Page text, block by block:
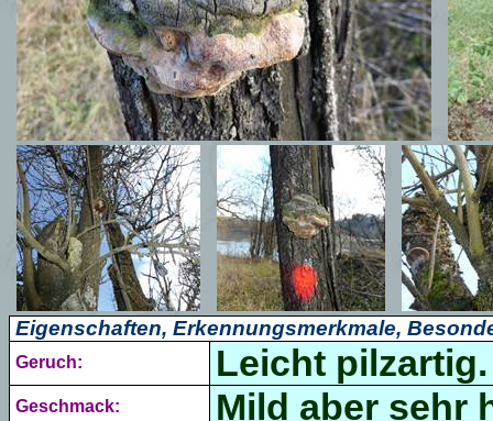
Eigenschaften, Erkennungsmerkmale,
Geruch: Leicht pilzartig.
Geschmack: Mild aber sehr